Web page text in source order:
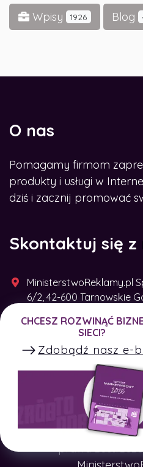
Wpisy 1926 Blog
O nas
Pomagamy firmom
produkty i usługi w
dziś i zacznij promować
Skontaktuj się z
MinisterstwoReklamy.pl
6/2, 42-600 Tarnowskie
+48 791 493 287
Copyright ©
prawa
CHCESZ ROZWINĄĆ
SIECI?
Zdobądź nasz e-